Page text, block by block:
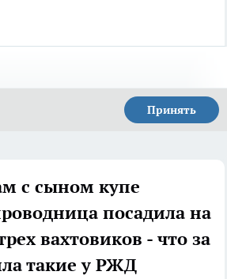
Принять
с сыном купе
посадила на
вахтовиков - что за
такие у РЖД